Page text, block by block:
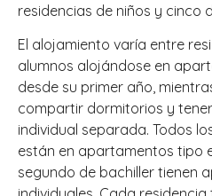
residencias de niños y cinco
El alojamiento varía entre
alumnos alojándose en
desde su primer año,
compartir dormitorios y
individual separada. Todos
están en apartamentos tipo
segundo de bachiller tienen